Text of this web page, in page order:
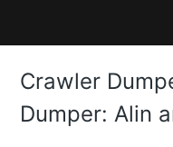
Crawler
Dumper: Alin